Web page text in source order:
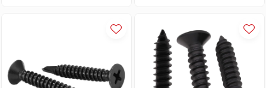
Huse si protectii pentru Motorola
G52
Huse si protectii pentru Motorola